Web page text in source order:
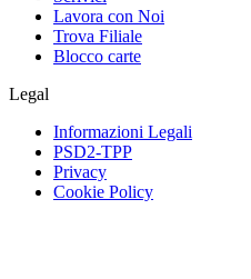
Lavora con Noi
Trova Filiale
Blocco carte
Legal
Informazioni Legali
PSD2-TPP
Privacy
Cookie Policy